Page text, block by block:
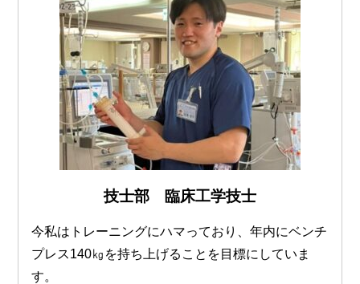
技士部 臨床工学技士
今私はトレーニングにハマっており、年内にベンチ
プレス140㎏を持ち上げることを目標にしていま
す。